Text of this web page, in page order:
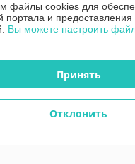
cookies
файлы cookies для
портала и
Вы можете настроить
Принять
Отклонить